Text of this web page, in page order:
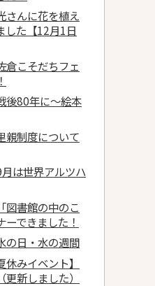
さんに花を植え
した【12月1日
倉こそだちフェ
後80年に～絵本
親制度について
月は世界アルツハ
図書館の中のこ
ーできました！
の日・水の週間
みイベント】
新しました）